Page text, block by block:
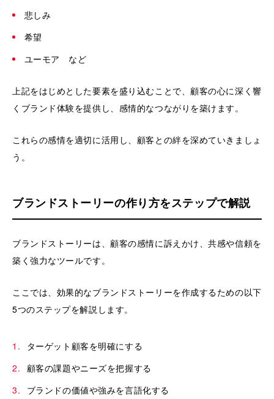
悲しみ
希望
ユーモア など
上記をはじめとした要素を盛り込むことで、顧客の心に深く響
くブランド体験を提供し、感情的なつながりを築けます。
これらの感情を適切に活用し、顧客との絆を深めていきましょ
う。
ブランドストーリーの作り方をステップで解説
ブランドストーリーは、顧客の感情に訴えかけ、共感や信頼を
築く強力なツールです。
ここでは、効果的なブランドストーリーを作成するための以下
5つのステップを解説します。
ターゲット顧客を明確にする
顧客の課題やニーズを把握する
ブランドの価値や強みを言語化する